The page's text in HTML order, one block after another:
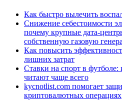
Как быстро вылечить
Снижение себестоимости
почему крупные дата-
собственную газовую
Как повысить
лишних затрат
Ставки на спорт в
читают чаще всего
kycnotlist.com помогает
криптовалютных операциях